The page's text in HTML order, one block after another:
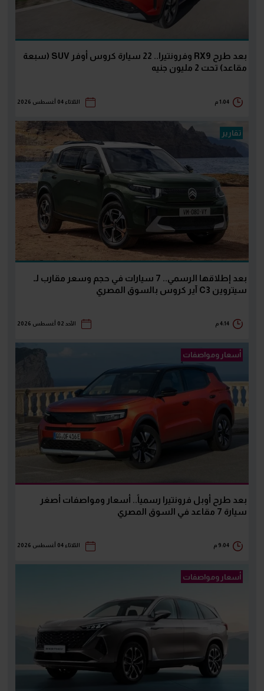
بعد طرح RX9 وفرونتيرا.. 22 سيارة كروس أوفر SUV (سبعة
مقاعد) تحت 2 مليون جنيه
1:04 م الثلاثاء 04 أغسطس 2026
تقارير
بعد إطلاقها الرسمي.. 7 سيارات في حجم وسعر مقارب لـ
سيتروين C3 آير كروس بالسوق المصري
4:14 م الأحد 02 أغسطس 2026
أسعار ومواصفات
بعد طرح أوبل فرونتيرا رسمياً.. أسعار ومواصفات أصغر
سيارة 7 مقاعد في السوق المصري
9:04 م الثلاثاء 04 أغسطس 2026
أسعار ومواصفات